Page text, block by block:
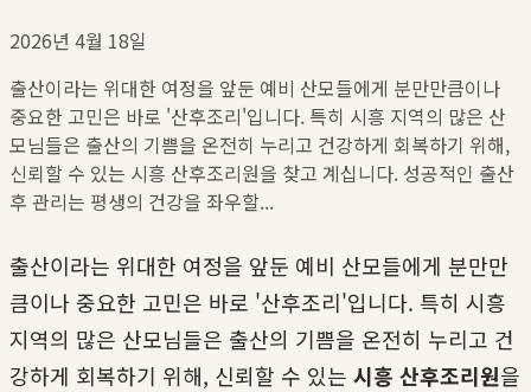
2026년 4월 18일
출산이라는 위대한 여정을 앞둔 예비 산모들에게 분만만큼이나
중요한 고민은 바로 '산후조리'입니다. 특히 시흥 지역의 많은 산
모님들은 출산의 기쁨을 온전히 누리고 건강하게 회복하기 위해,
신뢰할 수 있는 시흥 산후조리원을 찾고 계십니다. 성공적인 출산
후 관리는 평생의 건강을 좌우할...
출산이라는 위대한 여정을 앞둔 예비 산모들에게 분만만
큼이나 중요한 고민은 바로 '산후조리'입니다. 특히 시흥
지역의 많은 산모님들은 출산의 기쁨을 온전히 누리고 건
강하게 회복하기 위해, 신뢰할 수 있는 시흥 산후조리원을